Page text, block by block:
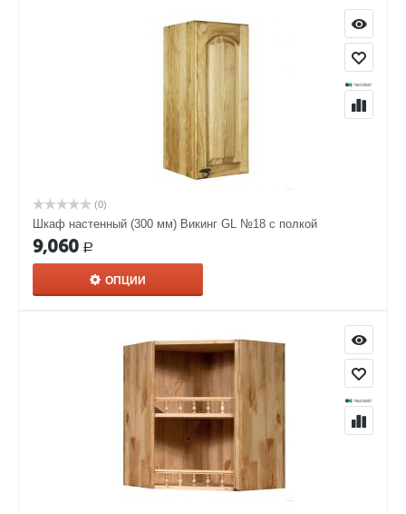
(0)
Шкаф настенный (300 мм) Викинг GL №18 с полкой
9,060 Р
ОПЦИИ